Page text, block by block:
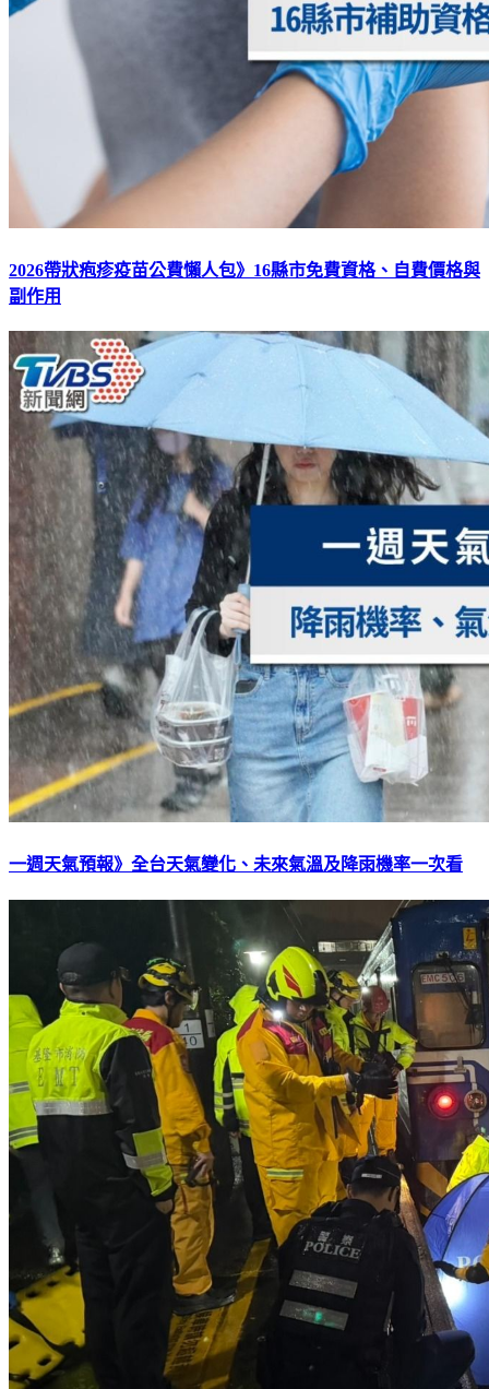
2026帶狀疱疹疫苗公費懶人包》16縣市免費資格、自費價格與
副作用
一週天氣預報》全台天氣變化、未來氣溫及降雨機率一次看